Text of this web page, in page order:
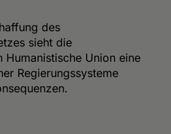
des
sieht die
Humanistische Union eine
Regierungssysteme